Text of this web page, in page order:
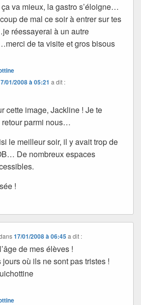
va mieux, la gastro s’éloigne…
de mal ce soir à entrer sur tes
réessayerai à un autre
de ta visite et gros bisous
01/2008 à 05:21 a dit :
cette image, Jackline ! Je te
parmi nous…
le meilleur soir, il y avait trop de
De nombreux espaces
!
17/01/2008 à 06:45 a dit :
de mes élèves !
jours où ils ne sont pas tristes !